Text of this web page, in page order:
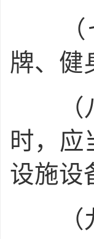
（七
牌、健
（八
时，应
设施设
（九